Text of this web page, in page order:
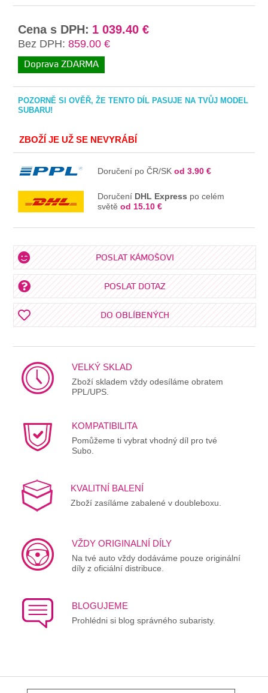
Cena s DPH: 1 039.40 €
Bez DPH: 859.00 €
Doprava ZDARMA
POZORNĚ SI OVĚŘ, ŽE TENTO DÍL PASUJE NA TVŮJ MODEL
SUBARU!
ZBOŽÍ JE UŽ SE NEVYRÁBÍ
Doručení po ČR/SKod 3.90 €
Doručení DHL Express po celém
světěod 15.10 €
POSLAT KÁMOŠOVI
POSLAT DOTAZ
DO OBLÍBENÝCH
VELKÝ SKLAD
Zboží skladem vždy odesíláme obratem
PPL/UPS.
KOMPATIBILITA
Pomůžeme ti vybrat vhodný díl pro tvé
Subo.
KVALITNÍ BALENÍ
Zboží zasíláme zabalené v doubleboxu.
VŽDY ORIGINALNÍ DÍLY
Na tvé auto vždy dodáváme pouze originální
díly z oficiální distribuce.
BLOGUJEME
Prohlédni si blog správného subaristy.